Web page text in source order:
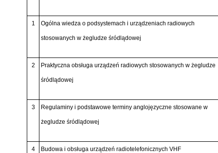
1 Ogólna wiedza o podsystemach i urządzeniach radiowych
stosowanych w żegludze śródlądowej
2 Praktyczna obsługa urządzeń radiowych stosowanych w żegludze
śródlądowej
3 Regulaminy i podstawowe terminy anglojęzyczne stosowane w
żegludze śródlądowej
4 Budowa i obsługa urządzeń radiotelefonicznych VHF